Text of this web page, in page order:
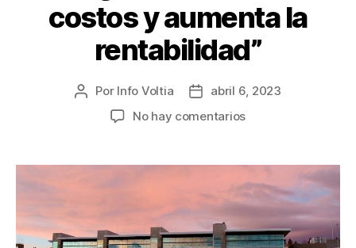
costos y aumenta la
rentabilidad”
Por Info Voltia
abril 6, 2023
No hay comentarios